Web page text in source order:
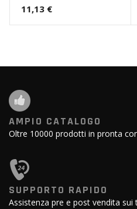
11,13 €
AMPIO CATALOGO
Oltre 10000 prodotti in pronta
SUPPORTO RAPIDO
Assistenza pre e post vendita sui